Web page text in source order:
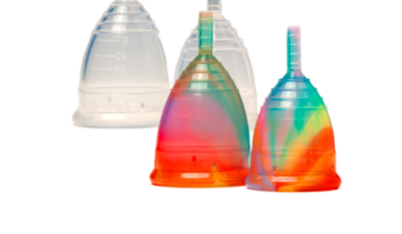
Schoonmaken
Voordeelpakketten
Proefpakketten
wat je nog meer wil weten